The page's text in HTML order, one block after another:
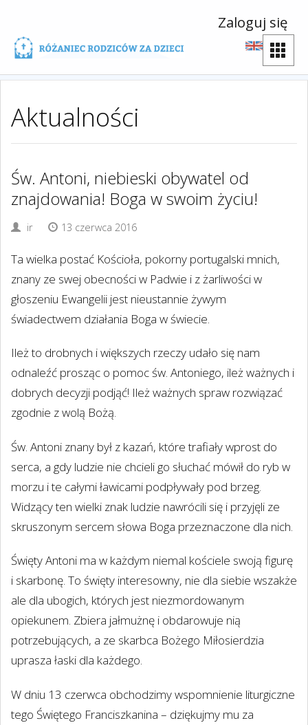
Zaloguj się
Aktualności
Św. Antoni, niebieski obywatel od
znajdowania! Boga w swoim życiu!
ir 13 czerwca 2016
Ta wielka postać Kościoła, pokorny portugalski mnich,
znany ze swej obecności w Padwie i z żarliwości w
głoszeniu Ewangelii jest nieustannie żywym
świadectwem działania Boga w świecie.
Ileż to drobnych i większych rzeczy udało się nam
odnaleźć prosząc o pomoc św. Antoniego, ileż ważnych i
dobrych decyzji podjąć! Ileż ważnych spraw rozwiązać
zgodnie z wolą Bożą.
Św. Antoni znany był z kazań, które trafiały wprost do
serca, a gdy ludzie nie chcieli go słuchać mówił do ryb w
morzu i te całymi ławicami podpływały pod brzeg.
Widzący ten wielki znak ludzie nawrócili się i przyjęli ze
skruszonym sercem słowa Boga przeznaczone dla nich.
Święty Antoni ma w każdym niemal kościele swoją figurę
i skarbonę. To święty interesowny, nie dla siebie wszakże
ale dla ubogich, których jest niezmordowanym
opiekunem. Zbiera jałmużnę i obdarowuje nią
potrzebujących, a ze skarbca Bożego Miłosierdzia
uprasza łaski dla każdego.
W dniu 13 czerwca obchodzimy wspomnienie liturgiczne
tego Świętego Franciszkanina – dziękujmy mu za